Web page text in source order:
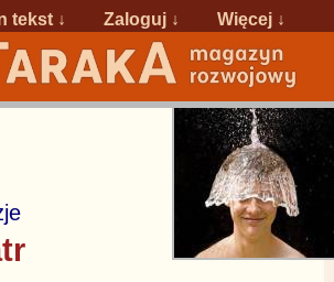
tekst ↓ Zaloguj ↓
Więcej ↓